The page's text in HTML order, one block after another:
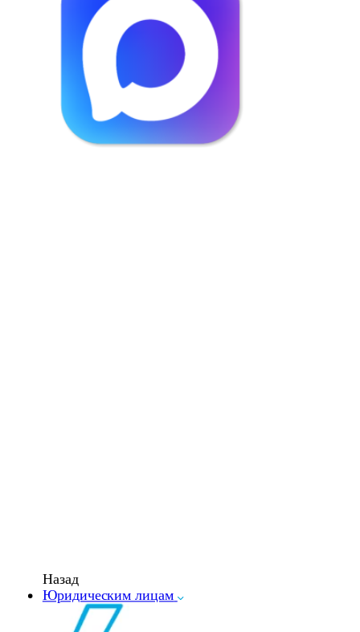
Назад
Юридическим лицам